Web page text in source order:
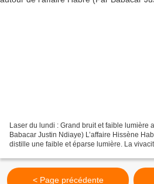
Laser du lundi : Grand bruit et faible lumière
Babacar Justin Ndiaye) L’affaire Hissène
distille une faible et éparse lumière. La
< Page précédente